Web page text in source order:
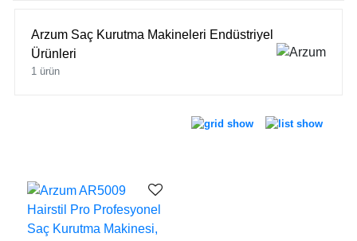
Arzum Saç Kurutma Makineleri Endüstriyel
Ürünleri
1 ürün